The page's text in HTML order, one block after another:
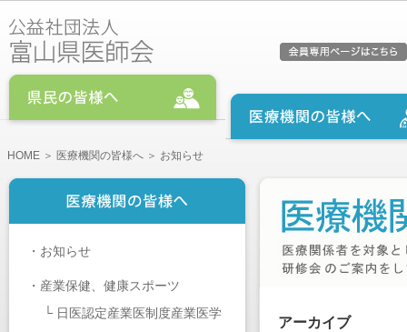
HOME ＞ 医療機関の皆様へ ＞ お知らせ
・ お知らせ
・ 産業保健、健康スポーツ
└ 日医認定産業医制度産業医学
アーカイブ